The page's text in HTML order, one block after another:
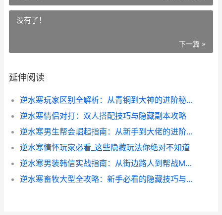
没有了！
下一篇 »
延伸阅读
逆水寒玩家区别全解析：从青铜到大神的进阶秘籍
逆水寒情侣对打：双人搭配技巧与隐藏副本攻略
逆水寒男生帮会崛起指南：从新手到大佬的进阶秘籍
逆水寒情怀玩家必看_这些隐藏玩法你绝对不知道
逆水寒男装韩信实战指南：从街边路人到帮战MVP的蜕变
逆水寒畜牧大型全攻略：新手必看的隐藏技巧与高效养殖秘籍